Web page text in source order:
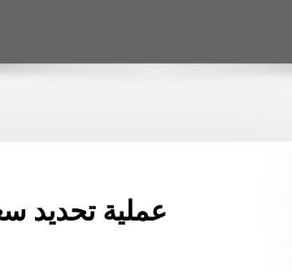
عملية تحديد